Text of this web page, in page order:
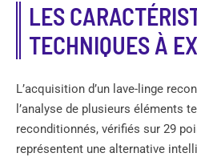
LES
TECHNIQUES À
L’acquisition d’un lave-linge
l’analyse de plusieurs éléments
reconditionnés, vérifiés sur 29
représentent une alternative